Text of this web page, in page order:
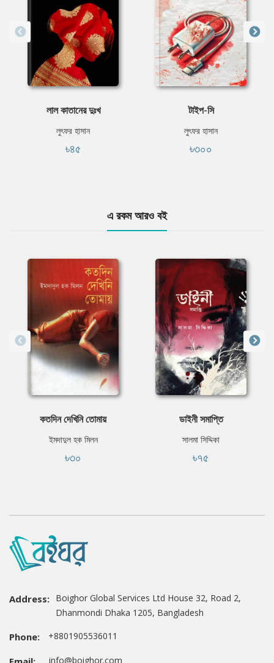
লাল কাতানের দুঃখ
লুৎফর হাসান
৳৪৫
টাইপ-সি
লুৎফর হাসান
৳৩০০
এ রকম আরও বই
কতদিন দেখিনি তোমায়
ইমদাদুল হক মিলন
৳৩০
ডাইনী সমাপ্তি
সালমা সিদ্দিকা
৳৭৫
Address: Boighor Global Services Ltd House 32, Road 2,
Dhanmondi Dhaka 1205, Bangladesh
Phone: +8801905536011
info@boighor.com